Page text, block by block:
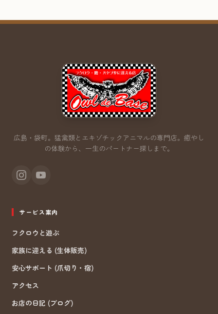
広島・袋町。猛禽類とエキゾチックアニマルの専門店。 癒やし
の体験から、一生のパートナー探しまで。
サービス案内
フクロウと遊ぶ
家族に迎える (生体販売)
安心サポート (爪切り・宿)
アクセス
お店の日記 (ブログ)